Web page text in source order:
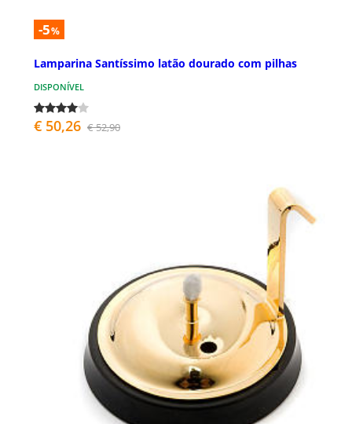
-5%
Lamparina Santíssimo latão dourado com pilhas
DISPONÍVEL
€ 50,26 € 52,90